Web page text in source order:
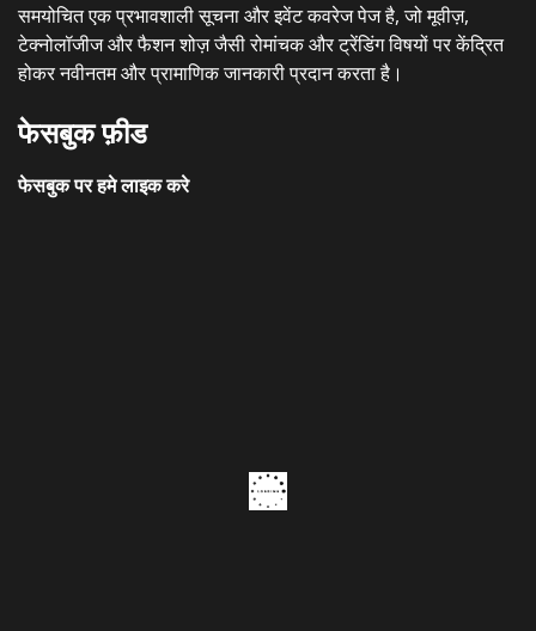
समयोचित एक प्रभावशाली सूचना और इवेंट कवरेज पेज है, जो मूवीज़,
टेक्नोलॉजीज और फैशन शोज़ जैसी रोमांचक और ट्रेंडिंग विषयों पर केंद्रित
होकर नवीनतम और प्रामाणिक जानकारी प्रदान करता है।
फेसबुक फ़ीड
फेसबुक पर हमे लाइक करे